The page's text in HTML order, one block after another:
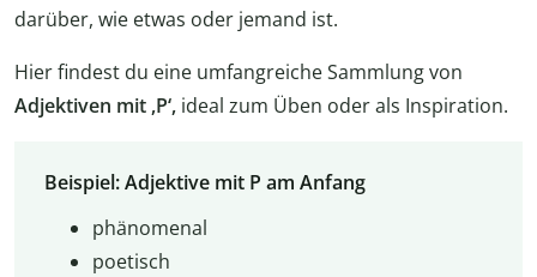
darüber, wie etwas oder jemand ist.
Hier findest du eine umfangreiche Sammlung von
Adjektiven mit ,P‘, ideal zum Üben oder als Inspiration.
Beispiel: Adjektive mit P am Anfang
phänomenal
poetisch